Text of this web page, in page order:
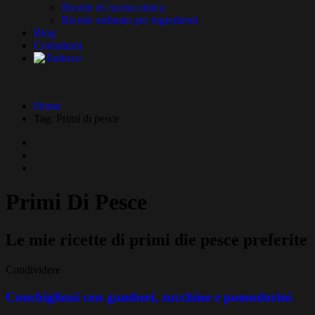
Ricette di cucina etnica
Ricette ordinate per ingredienti
Blog
Contattami
Home
Tag:
Primi di pesce
Primi Di Pesce
Le mie ricette di primi die pesce preferite
Condividere
Conchiglioni con gamberi, zucchine e pomodorini